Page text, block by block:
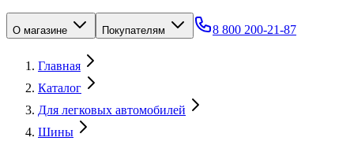
О магазине Покупателям 8 800 200-21-87
Главная
Каталог
Для легковых автомобилей
Шины